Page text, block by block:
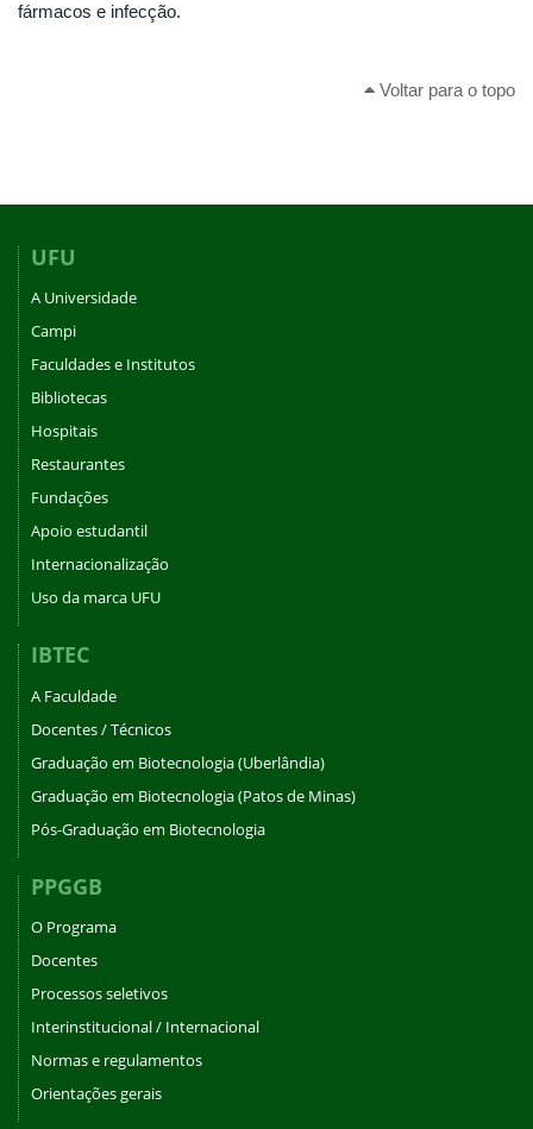
fármacos e infecção.
Voltar para o topo
UFU
A Universidade
Campi
Faculdades e Institutos
Bibliotecas
Hospitais
Restaurantes
Fundações
Apoio estudantil
Internacionalização
Uso da marca UFU
IBTEC
A Faculdade
Docentes / Técnicos
Graduação em Biotecnologia (Uberlândia)
Graduação em Biotecnologia (Patos de Minas)
Pós-Graduação em Biotecnologia
PPGGB
O Programa
Docentes
Processos seletivos
Interinstitucional / Internacional
Normas e regulamentos
Orientações gerais